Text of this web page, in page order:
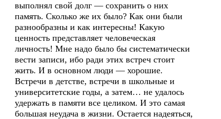
выполнял свой долг — сохранить о них
память. Сколько же их было? Как они были
разнообразны и как интересны! Какую
ценность представляет человеческая
личность! Мне надо было бы систематически
вести записи, ибо ради этих встреч стоит
жить. И в основном люди — хорошие.
Встречи в детстве, встречи в школьные и
университетские годы, а затем… не удалось
удержать в памяти все целиком. И это самая
большая неудача в жизни. Остается надеяться,